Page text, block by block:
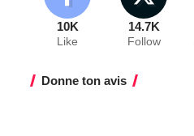
10K
Like
14.7K
Follow
Donne ton avis